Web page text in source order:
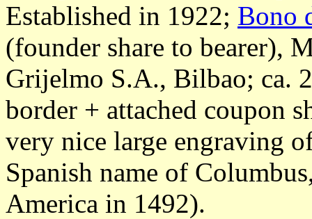
Established in 1922; Bono
(founder share to bearer),
Grijelmo S.A., Bilbao; ca.
border + attached coupon
very nice large engraving
Spanish name of
America in 1492).